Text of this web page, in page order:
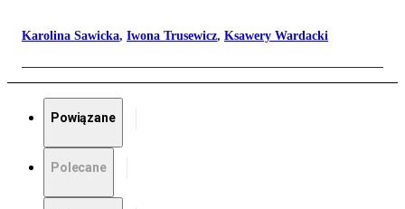
Karolina Sawicka, Iwona Trusewicz, Ksawery Wardacki
Powiązane
Polecane